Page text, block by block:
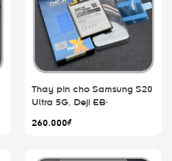
Thay pin cho Samsung S20
Ultra 5G, Deji EB-
260.000₫